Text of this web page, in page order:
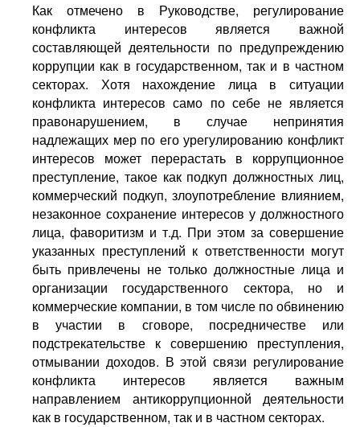
Как отмечено в Руководстве, регулирование
конфликта интересов является важной
составляющей деятельности по предупреждению
коррупции как в государственном, так и в частном
секторах. Хотя нахождение лица в ситуации
конфликта интересов само по себе не является
правонарушением, в случае непринятия
надлежащих мер по его урегулированию конфликт
интересов может перерастать в коррупционное
преступление, такое как подкуп должностных лиц,
коммерческий подкуп, злоупотребление влиянием,
незаконное сохранение интересов у должностного
лица, фаворитизм и т.д. При этом за совершение
указанных преступлений к ответственности могут
быть привлечены не только должностные лица и
организации государственного сектора, но и
коммерческие компании, в том числе по обвинению
в участии в сговоре, посредничестве или
подстрекательстве к совершению преступления,
отмывании доходов. В этой связи регулирование
конфликта интересов является важным
направлением антикоррупционной деятельности
как в государственном, так и в частном секторах.